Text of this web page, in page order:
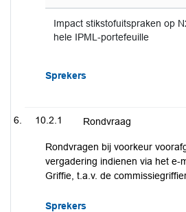
Impact stikstofuitspraken op
hele IPML-portefeuille
Sprekers
10.2.1 Rondvraag
Rondvragen bij voorkeur
vergadering indienen via het e-
Griffie, t.a.v. de
Sprekers